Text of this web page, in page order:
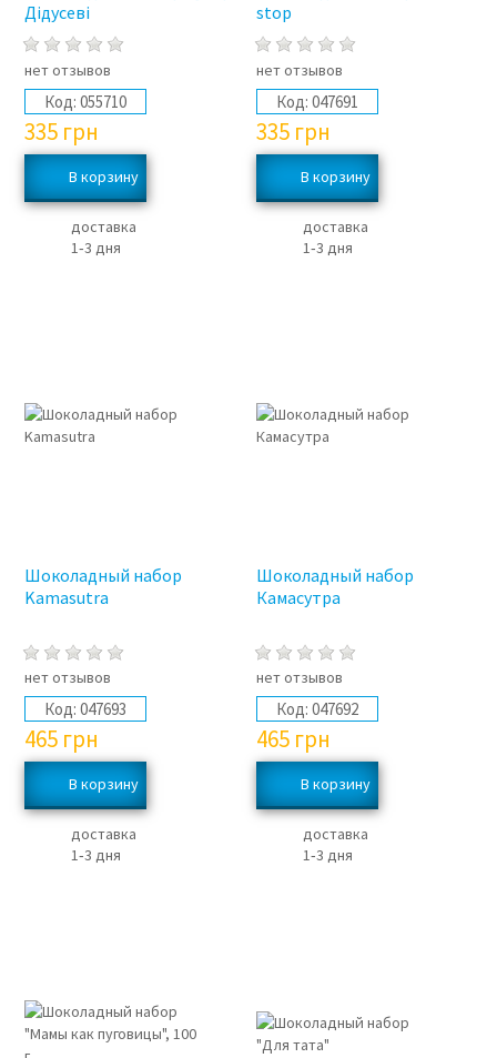
Дідусеві
нет отзывов
Код: 055710
335 грн
доставка
1‑3 дня
stop
нет отзывов
Код: 047691
335 грн
доставка
1‑3 дня
Шоколадный набор
Kamasutra
нет отзывов
Код: 047693
465 грн
доставка
1‑3 дня
Шоколадный набор
Камасутра
нет отзывов
Код: 047692
465 грн
доставка
1‑3 дня